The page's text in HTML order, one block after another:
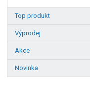
Top produkt
Výprodej
Akce
Novinka